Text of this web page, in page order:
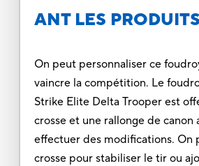
ANT LES PRODUITS
On peut personnaliser ce
vaincre la compétition. Le
Strike Elite Delta Trooper est
crosse et une rallonge de canon
effectuer des modifications. On
crosse pour stabiliser le tir ou